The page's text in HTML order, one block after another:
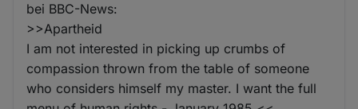
bei BBC-News:
>>Apartheid
I am not interested in picking up crumbs of
compassion thrown from the table of someone
who considers himself my master. I want the full